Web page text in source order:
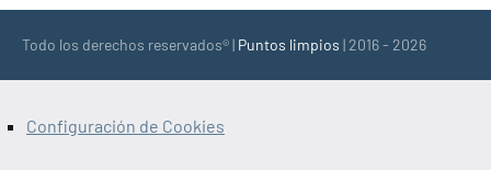
Todo los derechos reservados® | Puntos limpios | 2016 - 2026
Configuración de Cookies